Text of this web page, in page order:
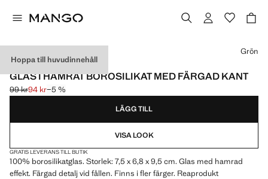
Hoppa till huvudinnehåll
BORSILIKAT
GLAS I HAMRAT BOROSILIKAT MED FÄRGAD KANT
Ursprungligt pris överstruket [99 kr ]
99 kr
Gällande pris [94 kr ]
94 kr−5 %
Välj en färg
Grön
LÄGG TILL
VISA LOOK
GRATIS LEVERANS TILL BUTIK
100% borosilikatglas. Storlek: 7,5 x 6,8 x 9,5 cm. Glas med hamrad
effekt. Färgad detalj vid fållen. Finns i fler färger. Reaprodukt